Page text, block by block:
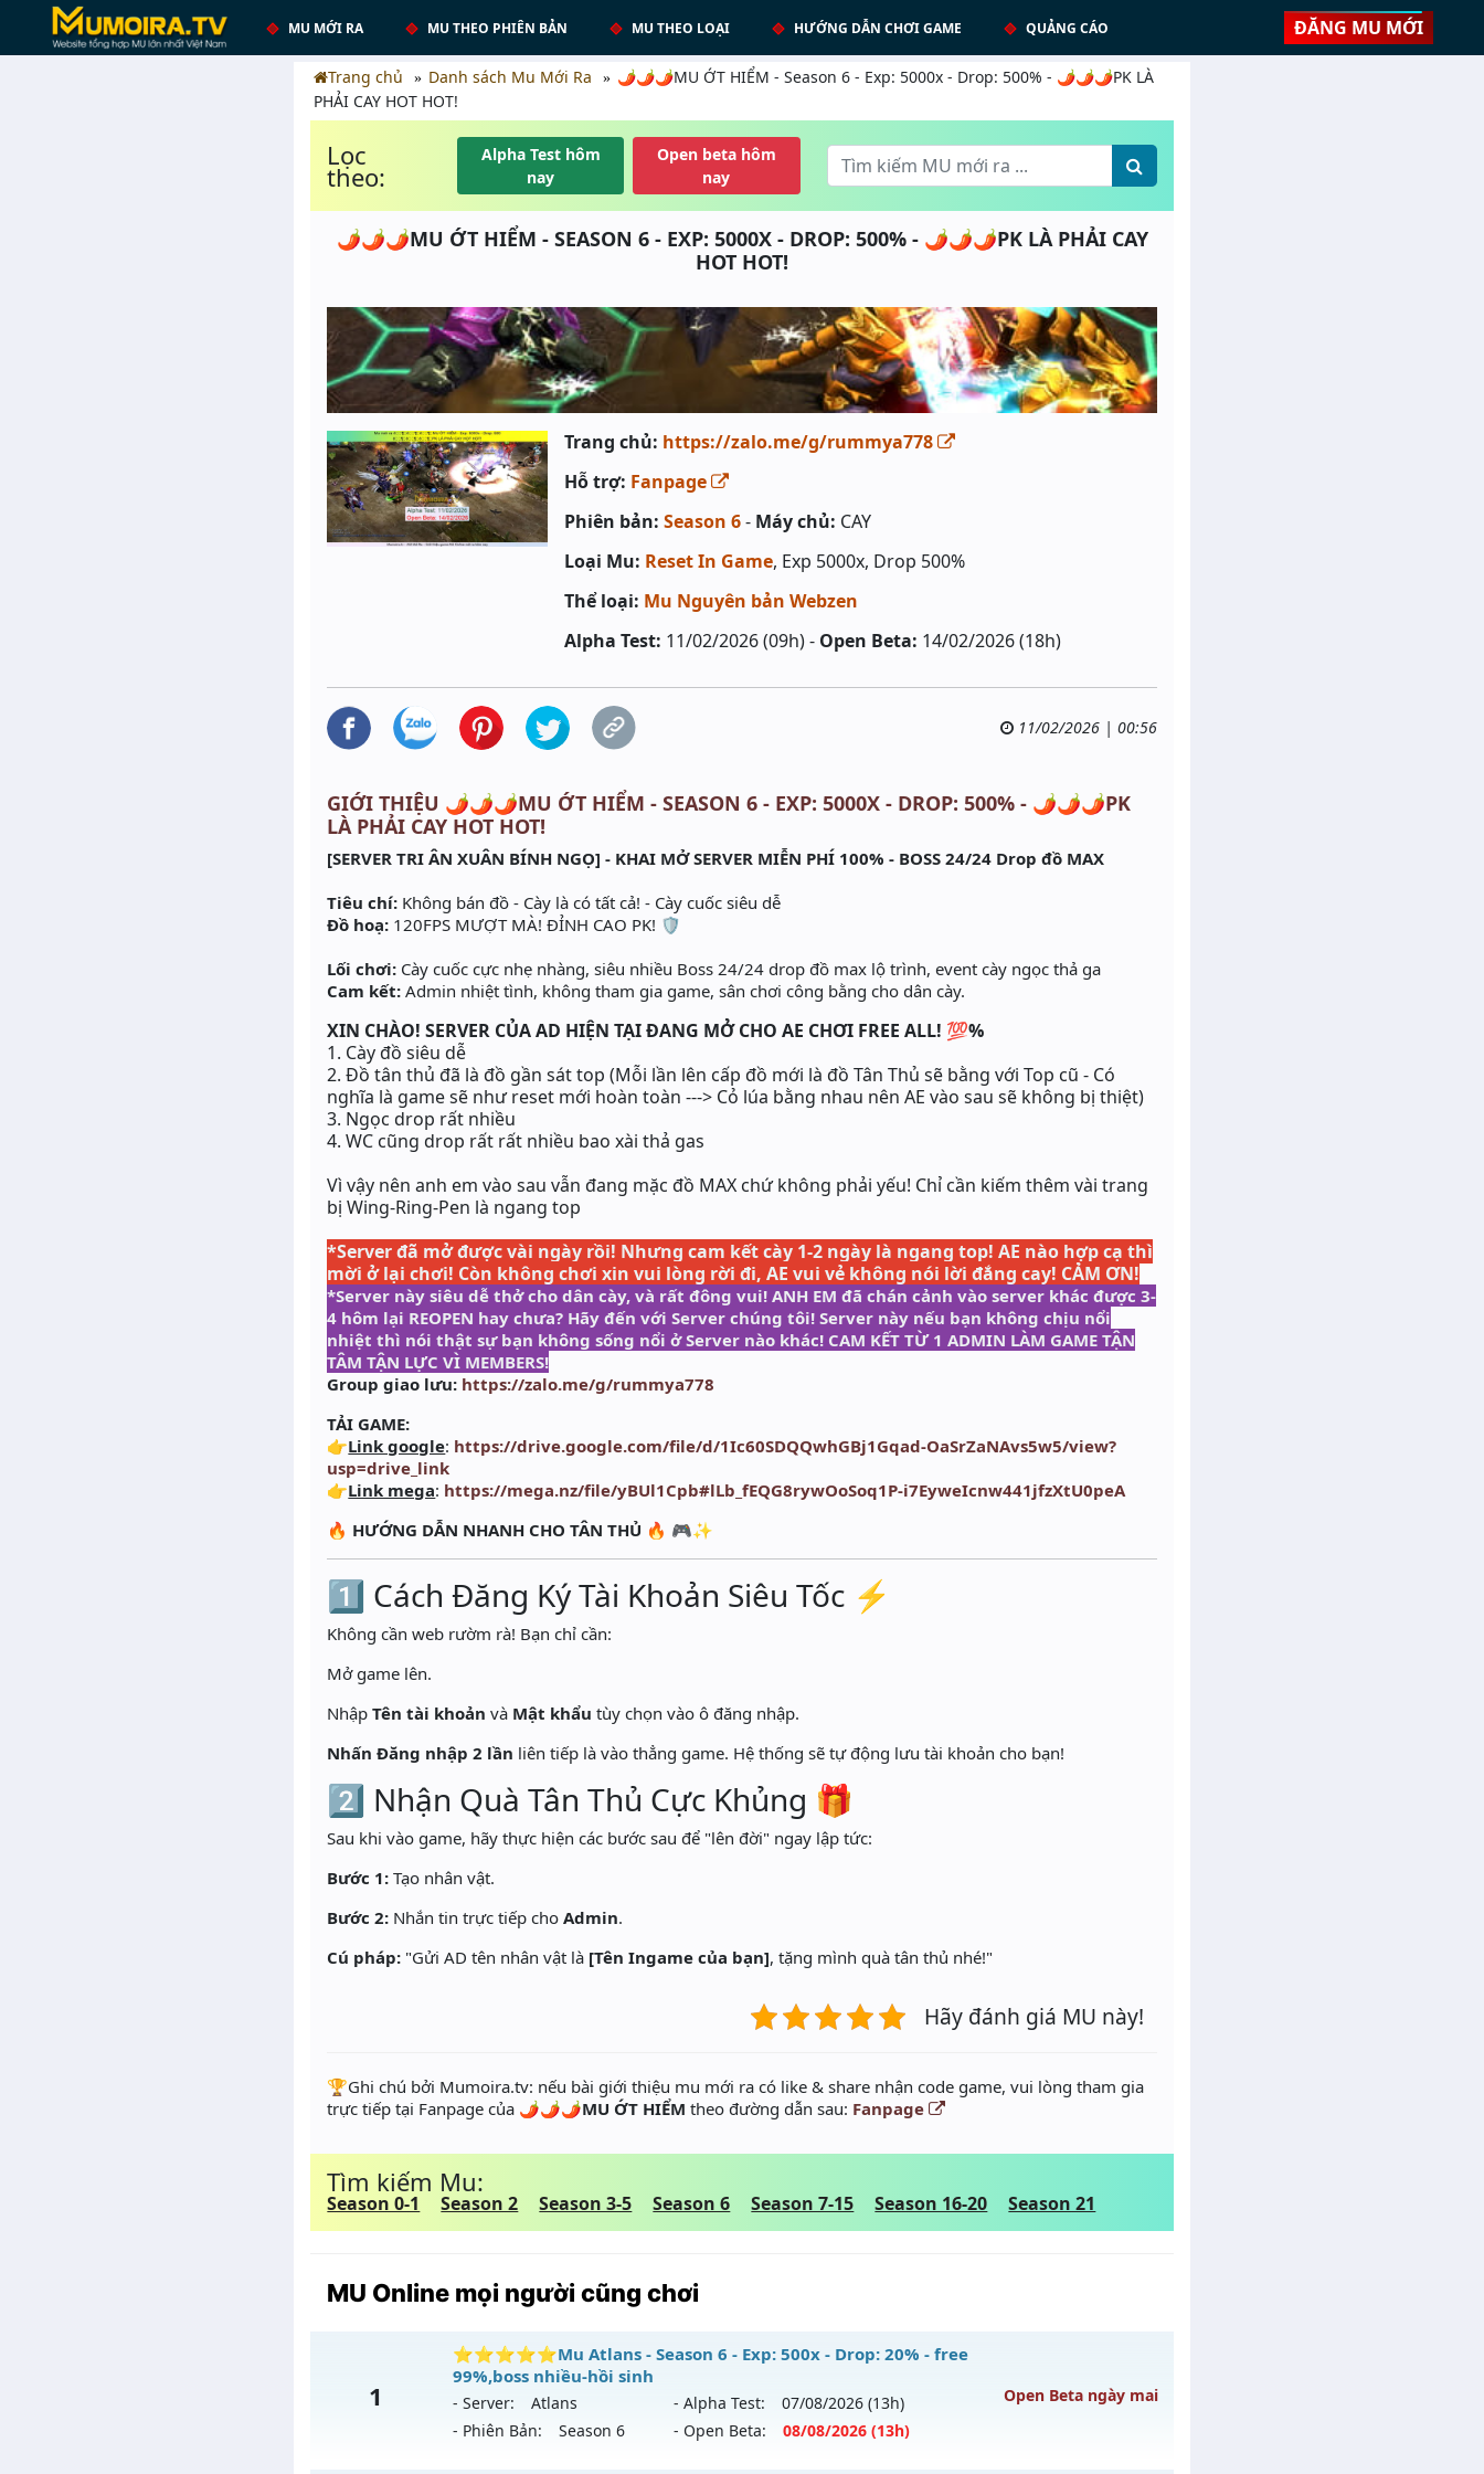
MU MỚI RA MU THEO PHIÊN BẢN MU THEO LOẠI HƯỚNG DẪN CHƠI GAME QUẢNG CÁO ĐĂNG MU MỚI
Trang chủ Danh sách Mu Mới Ra
🌶️🌶️🌶️MU ỚT HIỂM - Season 6 - Exp: 5000x - Drop: 500% - 🌶️🌶️🌶️PK LÀ
PHẢI CAY HOT HOT!
Lọc
theo:
Alpha Test hôm
nay
Open beta hôm
nay
🌶️🌶️🌶️MU ỚT HIỂM - SEASON 6 - EXP: 5000X - DROP: 500% - 🌶️🌶️🌶️PK LÀ PHẢI CAY
HOT HOT!
Trang chủ: https://zalo.me/g/rummya778
Hỗ trợ: Fanpage
Phiên bản: Season 6- Máy chủ: CAY
Loại Mu: Reset In Game, Exp 5000x, Drop 500%
Thể loại: Mu Nguyên bản Webzen
Alpha Test: 11/02/2026 (09h) - Open Beta: 14/02/2026 (18h)
11/02/2026 | 00:56
GIỚI THIỆU 🌶️🌶️🌶️MU ỚT HIỂM - SEASON 6 - EXP: 5000X - DROP: 500% - 🌶️🌶️🌶️PK
LÀ PHẢI CAY HOT HOT!
[SERVER TRI ÂN XUÂN BÍNH NGỌ] - KHAI MỞ SERVER MIỄN PHÍ 100% - BOSS 24/24 Drop đồ MAX
Tiêu chí: Không bán đồ - Cày là có tất cả! - Cày cuốc siêu dễ
Đồ hoạ: 120FPS MƯỢT MÀ! ĐỈNH CAO PK! 🛡️
Lối chơi: Cày cuốc cực nhẹ nhàng, siêu nhiều Boss 24/24 drop đồ max lộ trình, event cày ngọc thả ga
Cam kết: Admin nhiệt tình, không tham gia game, sân chơi công bằng cho dân cày.
XIN CHÀO! SERVER CỦA AD HIỆN TẠI ĐANG MỞ CHO AE CHƠI FREE ALL! 💯%
1. Cày đồ siêu dễ
2. Đồ tân thủ đã là đồ gần sát top (Mỗi lần lên cấp đồ mới là đồ Tân Thủ sẽ bằng với Top cũ - Có
nghĩa là game sẽ như reset mới hoàn toàn ---> Cỏ lúa bằng nhau nên AE vào sau sẽ không bị thiệt)
3. Ngọc drop rất nhiều
4. WC cũng drop rất rất nhiều bao xài thả gas
Vì vậy nên anh em vào sau vẫn đang mặc đồ MAX chứ không phải yếu! Chỉ cần kiếm thêm vài trang
bị Wing-Ring-Pen là ngang top
*Server đã mở được vài ngày rồi! Nhưng cam kết cày 1-2 ngày là ngang top! AE nào hợp cạ thì
mời ở lại chơi! Còn không chơi xin vui lòng rời đi, AE vui vẻ không nói lời đắng cay! CẢM ƠN!
*Server này siêu dễ thở cho dân cày, và rất đông vui! ANH EM đã chán cảnh vào server khác được 3-
4 hôm lại REOPEN hay chưa? Hãy đến với Server chúng tôi! Server này nếu bạn không chịu nổi
nhiệt thì nói thật sự bạn không sống nổi ở Server nào khác! CAM KẾT TỪ 1 ADMIN LÀM GAME TẬN
TÂM TẬN LỰC VÌ MEMBERS!
Group giao lưu: https://zalo.me/g/rummya778
TẢI GAME:
👉Link google: https://drive.google.com/file/d/1Ic60SDQQwhGBj1Gqad-OaSrZaNAvs5w5/view?
usp=drive_link
👉Link mega: https://mega.nz/file/yBUl1Cpb#lLb_fEQG8rywOoSoq1P-i7EyweIcnw441jfzXtU0peA
🔥 HƯỚNG DẪN NHANH CHO TÂN THỦ 🔥 🎮✨
1️⃣ Cách Đăng Ký Tài Khoản Siêu Tốc ⚡
Không cần web rườm rà! Bạn chỉ cần:
Mở game lên.
NhậpTên tài khoản và Mật khẩu tùy chọn vào ô đăng nhập.
Nhấn Đăng nhập 2 lần liên tiếp là vào thẳng game. Hệ thống sẽ tự động lưu tài khoản cho bạn!
2️⃣ Nhận Quà Tân Thủ Cực Khủng 🎁
Sau khi vào game, hãy thực hiện các bước sau để "lên đời" ngay lập tức:
Bước 1: Tạo nhân vật.
Bước 2: Nhắn tin trực tiếp choAdmin.
Cú pháp: "Gửi AD tên nhân vật là [Tên Ingame của bạn], tặng mình quà tân thủ nhé!"
Hãy đánh giá MU này!
️🏆Ghi chú bởi Mumoira.tv: nếu bài giới thiệu mu mới ra có like & share nhận code game, vui lòng tham gia
trực tiếp tại Fanpage của 🌶️🌶️🌶️MU ỚT HIỂM theo đường dẫn sau: Fanpage
Tìm kiếm Mu:
Season 0-1 Season 2 Season 3-5 Season 6 Season 7-15 Season 16-20 Season 21
MU Online mọi người cũng chơi
1
⭐⭐⭐⭐⭐Mu Atlans - Season 6 - Exp: 500x - Drop: 20% - free
99%,boss nhiều-hồi sinh
- Server: Atlans - Alpha Test: 07/08/2026 (13h)
- Phiên Bản:
Season 6 - Open Beta: 08/08/2026 (13h)
Open Beta ngày mai